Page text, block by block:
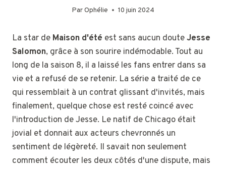
ParOphélie 10 juin 2024
La star de Maison d'été est sans aucun douteJesse
Salomon, grâce à son sourire indémodable. Tout au
long de la saison 8, il a laissé les fans entrer dans sa
vie et a refusé de se retenir. La série a traité de ce
qui ressemblait à un contrat glissant d'invités, mais
finalement, quelque chose est resté coincé avec
l'introduction de Jesse. Le natif de Chicago était
jovial et donnait aux acteurs chevronnés un
sentiment de légèreté. Il savait non seulement
comment écouter les deux côtés d'une dispute, mais